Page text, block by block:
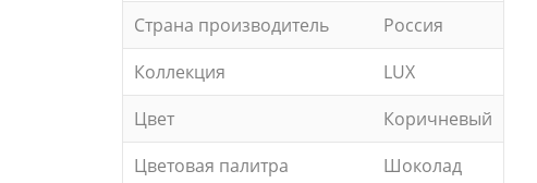
Страна производитель
Россия
Коллекция
LUX
Цвет
Коричневый
Цветовая палитра
Шоколад